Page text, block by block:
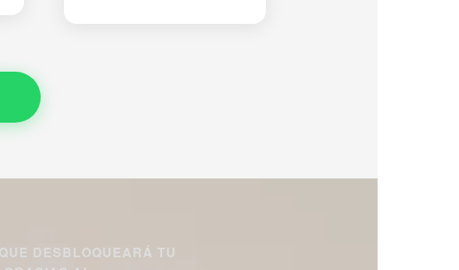
DESBLOQUEARÁ TU